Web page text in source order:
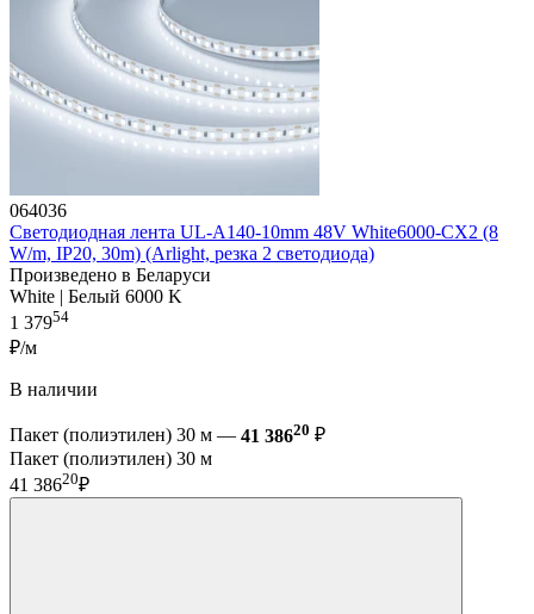
064036
Светодиодная лента UL-A140-10mm 48V White6000-CX2 (8
W/m, IP20, 30m) (Arlight, резка 2 светодиода)
Произведено в Беларуси
White | Белый 6000 K
1 37954
₽/м
В наличии
Пакет (полиэтилен) 30 м — 41 38620 ₽
Пакет (полиэтилен) 30 м
41 38620₽